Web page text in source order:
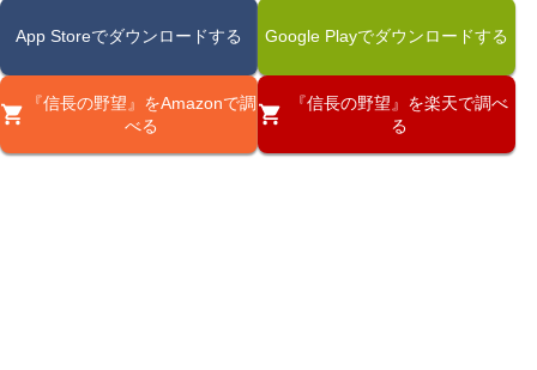
App Storeでダウンロードする Google Playでダウンロードする
『信長の野望』をAmazonで調
べる
『信長の野望』を楽天で調べ
る